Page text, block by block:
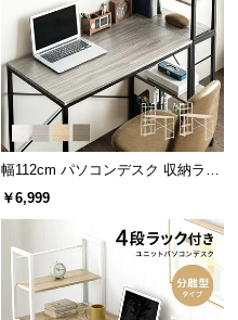
幅112cm パソコンデスク 収納ラッ
ク付き 一体型・分離型 コンパクト
￥6,999